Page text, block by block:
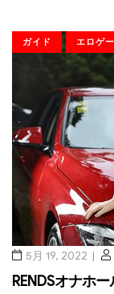
ガイド エロゲ
5月 19, 2022
RENDSオナホ